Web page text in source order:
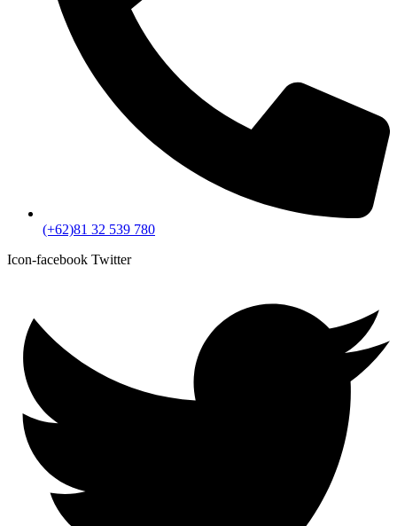
(+62)81 32 539 780
Icon-facebook Twitter